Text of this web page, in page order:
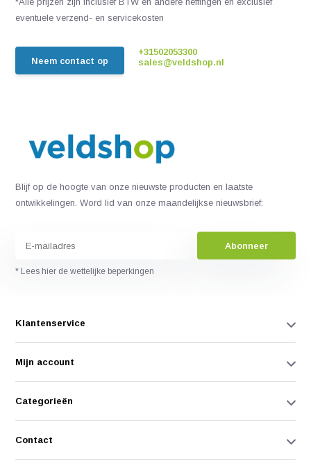
eventuele verzend- en servicekosten
Neem contact op
+31502053300
sales@veldshop.nl
Blijf op de hoogte van onze nieuwste producten en laatste
ontwikkelingen. Word lid van onze maandelijkse nieuwsbrief:
Abonneer
* Lees hier de wettelijke beperkingen
Klantenservice
Mijn account
Categorieën
Contact